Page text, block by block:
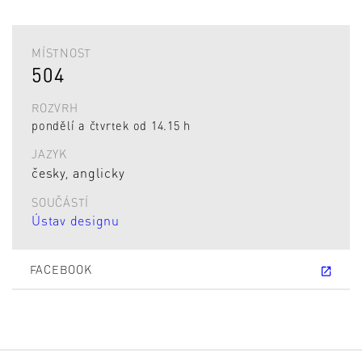
MÍSTNOST
504
ROZVRH
pondělí a čtvrtek od 14.15 h
JAZYK
česky, anglicky
SOUČÁSTÍ
Ústav designu
FACEBOOK